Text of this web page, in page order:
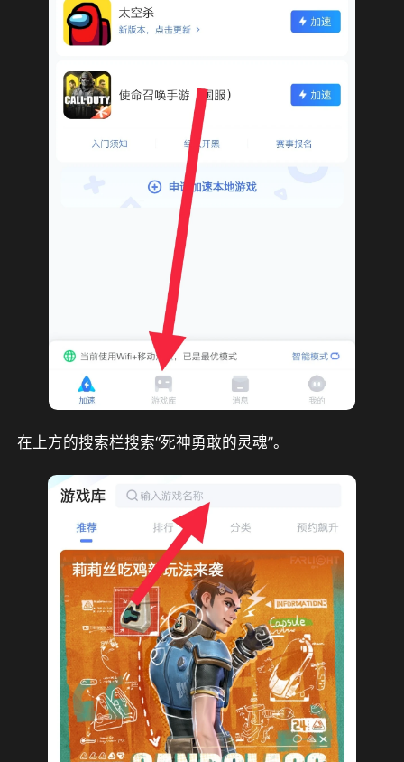
在上方的搜索栏搜索“死神勇敢的灵魂”。